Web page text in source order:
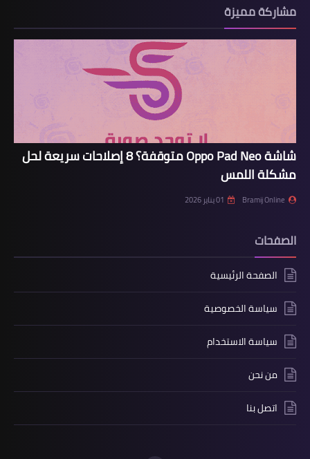
مشاركة مميزة
شاشة Oppo Pad Neo متوقفة؟ 8 إصلاحات سريعة لحل
مشكلة اللمس
Bramij Online 01 يناير 2026
الصفحات
الصفحة الرئيسية
سياسة الخصوصية
سياسة الاستخدام
من نحن
اتصل بنا